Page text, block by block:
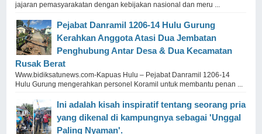
jajaran pemasyarakatan dengan kebijakan nasional dan meru ...
Pejabat Danramil 1206-14 Hulu Gurung
Kerahkan Anggota Atasi Dua Jembatan
Penghubung Antar Desa & Dua Kecamatan
Rusak Berat
Www.bidiksatunews.com-Kapuas Hulu – Pejabat Danramil 1206-14
Hulu Gurung mengerahkan personel Koramil untuk membantu penan ...
Ini adalah kisah inspiratif tentang seorang pria
yang dikenal di kampungnya sebagai 'Unggal
Paling Nyaman'.